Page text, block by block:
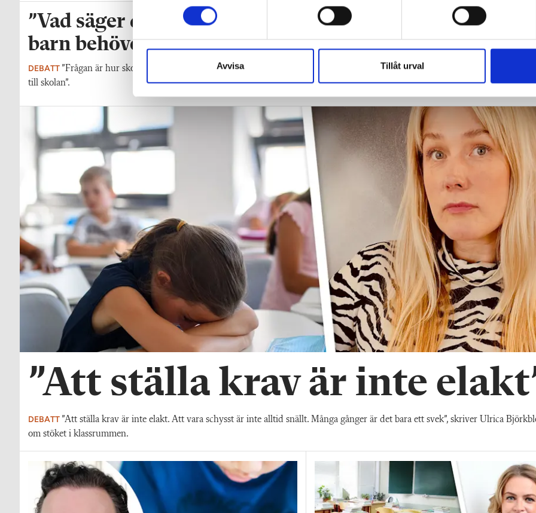
t
c
k
s
v
l
Avvisa Tillåt urval
”Vad säger det om skolan när allt fler
barn behöver anpassas?”
DEBATT ”Frågan är hur skolan kan ge plats åt fler barn från början – inte hur de ska anpassas
till skolan”.
”Att ställa krav är inte
DEBATT ”Att ställa krav är inte elakt. Att vara schysst är inte alltid snällt. Många gånger är det bara ett svek”, skriver Ulrica
om stöket i klassrummen.